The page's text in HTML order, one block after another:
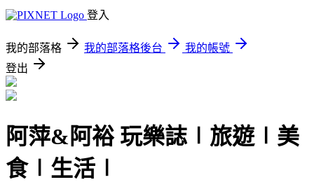
登入
我的部落格 我的部落格後台
我的帳號
登出
阿萍&阿裕 玩樂誌∣旅遊∣美
食∣生活∣